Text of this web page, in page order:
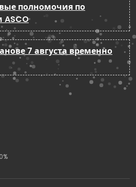
полномочия по
ASCO
7 августа временно